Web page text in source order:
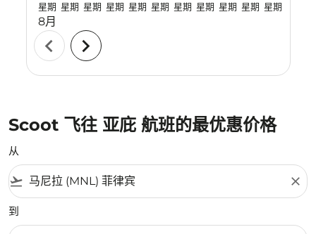
星期
8月
星期 星期 星期 星期 星期 星期 星期 星期 星期 星期
chevron_left chevron_right
Scoot 飞往 亚庇 航班的最优惠价格
从
flight_takeoff close
到